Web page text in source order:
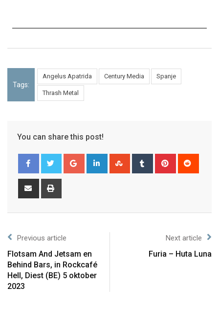
Tags:
Angelus Apatrida Century Media Spanje
Thrash Metal
You can share this post!
Previous article
Flotsam And Jetsam en
Behind Bars, in Rockcafé
Hell, Diest (BE) 5 oktober
2023
Next article
Furia – Huta Luna